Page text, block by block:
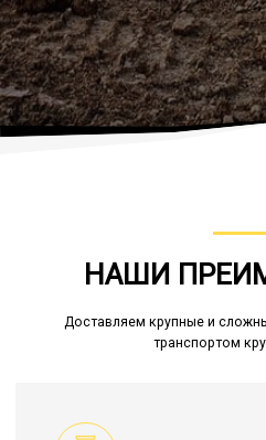
НАШИ
Доставляем крупные и
транспортом